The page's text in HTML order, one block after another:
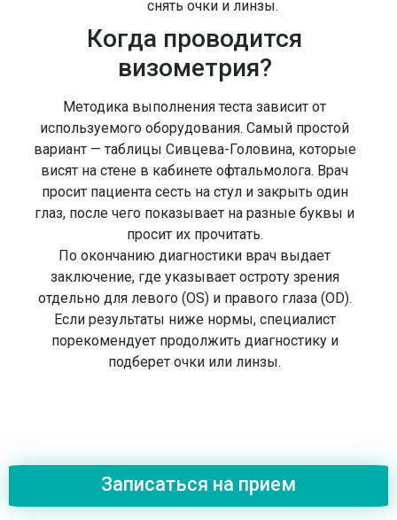
снять очки и линзы.
Когда проводится
визометрия?
Методика выполнения теста зависит от
используемого оборудования. Самый простой
вариант — таблицы Сивцева-Головина, которые
висят на стене в кабинете офтальмолога. Врач
просит пациента сесть на стул и закрыть один
глаз, после чего показывает на разные буквы и
просит их прочитать.
По окончанию диагностики врач выдает
заключение, где указывает остроту зрения
отдельно для левого (OS) и правого глаза (OD).
Если результаты ниже нормы, специалист
порекомендует продолжить диагностику и
подберет очки или линзы.
Записаться на прием